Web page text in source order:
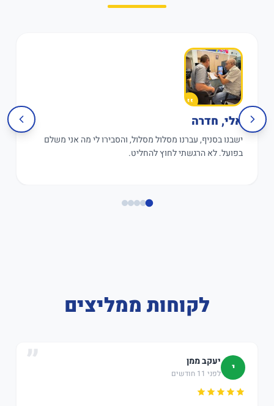
אלי, חדרה
ישבנו בסניף, עברנו מסלול מסלול, והסבירו לי מה אני משלם
בפועל. לא הרגשתי לחוץ להחליט.
לקוחות ממליצים
י יעקב ממן
לפני 11 חודשים